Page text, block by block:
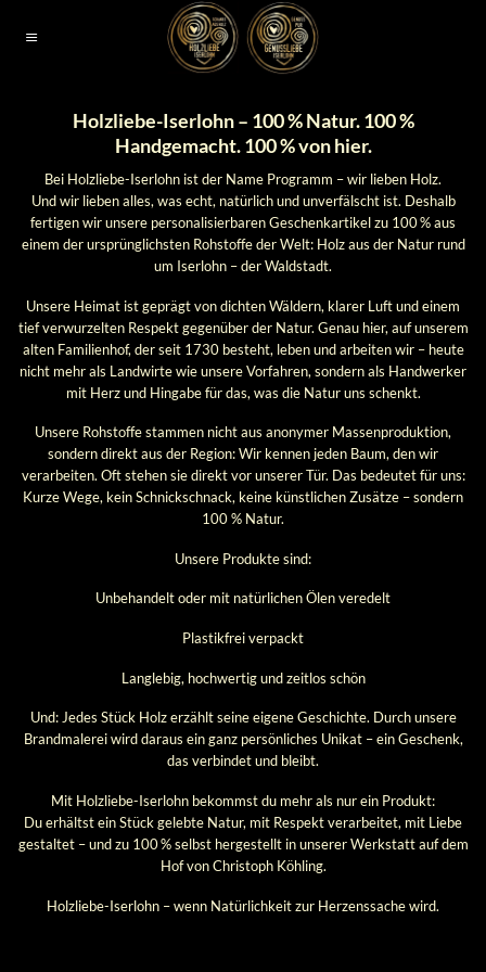
Inhalt
Holzliebe-Iserlohn – 100 % Natur. 100 %
Handgemacht. 100 % von hier.
Bei Holzliebe-Iserlohn ist der Name Programm – wir lieben Holz.
Und wir lieben alles, was echt, natürlich und unverfälscht ist. Deshalb
fertigen wir unsere personalisierbaren Geschenkartikel zu 100 % aus
einem der ursprünglichsten Rohstoffe der Welt: Holz aus der Natur rund
um Iserlohn – der Waldstadt.
Unsere Heimat ist geprägt von dichten Wäldern, klarer Luft und einem
tief verwurzelten Respekt gegenüber der Natur. Genau hier, auf unserem
alten Familienhof, der seit 1730 besteht, leben und arbeiten wir – heute
nicht mehr als Landwirte wie unsere Vorfahren, sondern als Handwerker
mit Herz und Hingabe für das, was die Natur uns schenkt.
Unsere Rohstoffe stammen nicht aus anonymer Massenproduktion,
sondern direkt aus der Region: Wir kennen jeden Baum, den wir
verarbeiten. Oft stehen sie direkt vor unserer Tür. Das bedeutet für uns:
Kurze Wege, kein Schnickschnack, keine künstlichen Zusätze – sondern
100 % Natur.
Unsere Produkte sind:
Unbehandelt oder mit natürlichen Ölen veredelt
Plastikfrei verpackt
Langlebig, hochwertig und zeitlos schön
Und: Jedes Stück Holz erzählt seine eigene Geschichte. Durch unsere
Brandmalerei wird daraus ein ganz persönliches Unikat – ein Geschenk,
das verbindet und bleibt.
Mit Holzliebe-Iserlohn bekommst du mehr als nur ein Produkt:
Du erhältst ein Stück gelebte Natur, mit Respekt verarbeitet, mit Liebe
gestaltet – und zu 100 % selbst hergestellt in unserer Werkstatt auf dem
Hof von Christoph Köhling.
Holzliebe-Iserlohn – wenn Natürlichkeit zur Herzenssache wird.